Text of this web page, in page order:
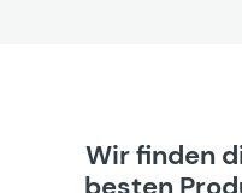
Wir finden